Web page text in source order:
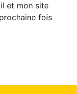
et mon site
fois